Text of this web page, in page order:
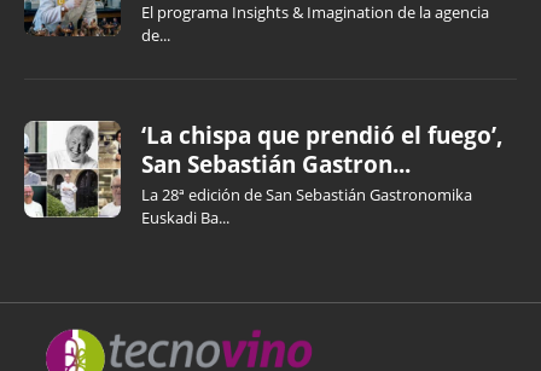
El programa Insights & Imagination de la agencia
de...
‘La chispa que prendió el fuego’,
San Sebastián Gastron...
La 28ª edición de San Sebastián Gastronomika
Euskadi Ba...